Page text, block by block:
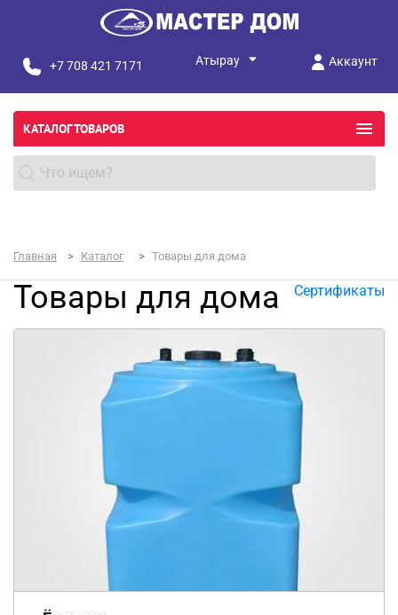
+7 708 421 7171 Аккаунт
КАТАЛОГ ТОВАРОВ
Главная Каталог Товары для дома
Товары для дома Сертификаты